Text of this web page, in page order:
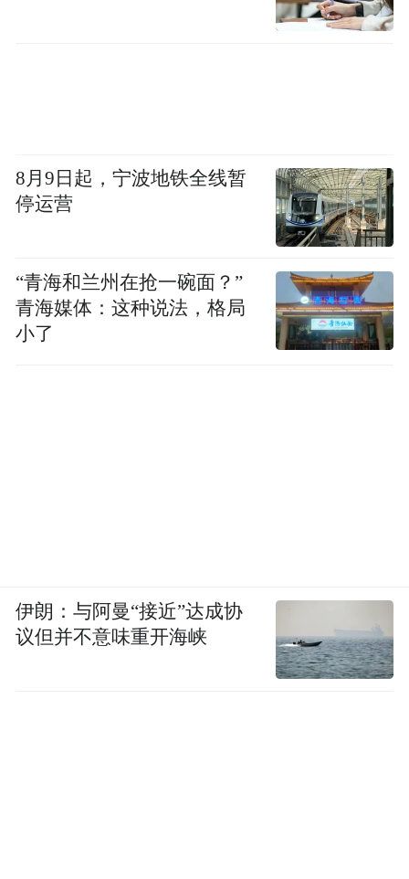
8月9日起，宁波地铁全线暂
停运营
“青海和兰州在抢一碗面？”
青海媒体：这种说法，格局
小了
伊朗：与阿曼“接近”达成协
议但并不意味重开海峡